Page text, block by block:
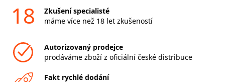
18
Zkušení specialisté
máme více než 18 let zkušeností
Autorizovaný prodejce
prodáváme zboží z oficiální české distribuce
Fakt rychlé dodání